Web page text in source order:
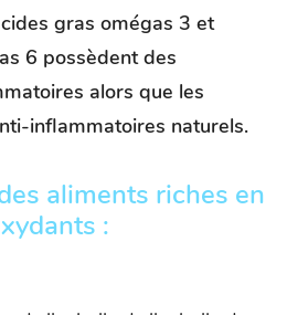
gras omégas 3 et
6 possèdent des
alors que les
inflammatoires naturels.
aliments riches en
: